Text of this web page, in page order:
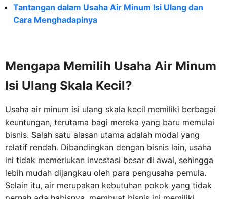
Tantangan dalam Usaha Air Minum Isi Ulang dan
Cara Menghadapinya
Mengapa Memilih Usaha Air Minum
Isi Ulang Skala Kecil?
Usaha air minum isi ulang skala kecil memiliki berbagai
keuntungan, terutama bagi mereka yang baru memulai
bisnis. Salah satu alasan utama adalah modal yang
relatif rendah. Dibandingkan dengan bisnis lain, usaha
ini tidak memerlukan investasi besar di awal, sehingga
lebih mudah dijangkau oleh para pengusaha pemula.
Selain itu, air merupakan kebutuhan pokok yang tidak